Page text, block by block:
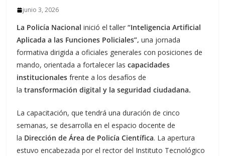
junio 3, 2026
La Policía Nacional inició el taller“Inteligencia Artificial
Aplicada a las Funciones Policiales”,una jornada
formativa dirigida a oficiales generales con posiciones de
mando, orientada a fortalecer lascapacidades
institucionales frente a los desafíos de
latransformación digital y la seguridad ciudadana.
La capacitación, que tendrá una duración de cinco
semanas, se desarrolla en el espacio docente de
la Dirección de Área de Policía Científica. La apertura
estuvo encabezada por el rector del Instituto Tecnológico